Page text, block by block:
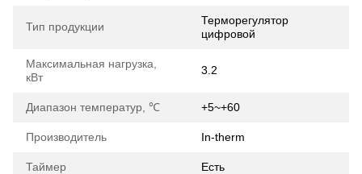
Тип продукции
Терморегулятор
цифровой
Максимальная нагрузка,
кВт
3.2
Диапазон температур, ℃ +5~+60
Производитель In-therm
Таймер Есть